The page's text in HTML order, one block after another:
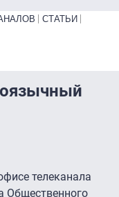
СТАТЬИ
телеканала
Общественного